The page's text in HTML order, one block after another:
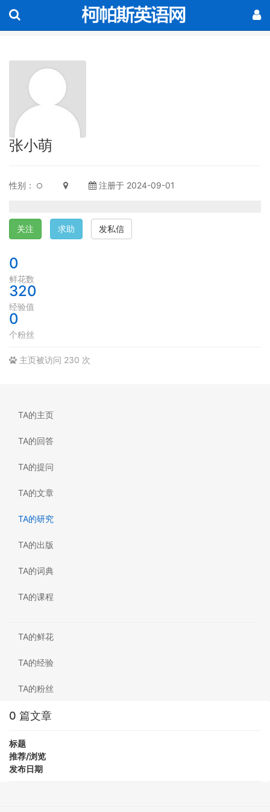
张小萌
性别： 注册于 2024-09-01
关注 求助 发私信
0
鲜花数
320
经验值
0
个粉丝
主页被访问 230 次
TA的主页
TA的回答
TA的提问
TA的文章
TA的研究
TA的出版
TA的词典
TA的课程
TA的鲜花
TA的经验
TA的粉丝
0 篇文章
标题
推荐/浏览
发布日期